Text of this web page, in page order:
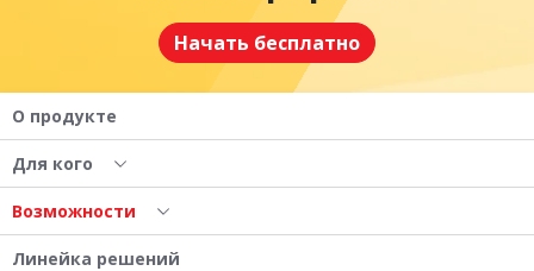
Начать бесплатно
О продукте
Для кого
Возможности
Линейка решений